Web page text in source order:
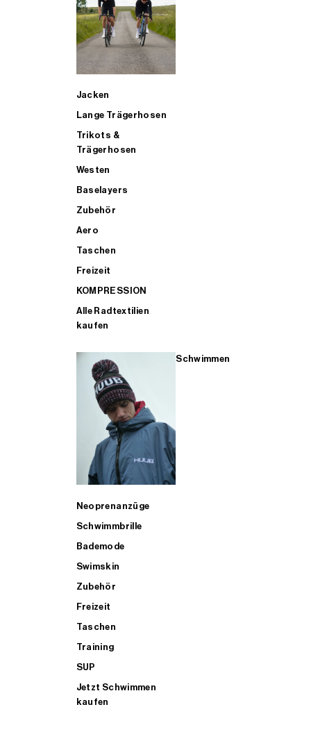
Jacken
Lange Trägerhosen
Trikots &
Trägerhosen
Westen
Baselayers
Zubehör
Aero
Taschen
Freizeit
KOMPRESSION
Alle Radtextilien
kaufen
Schwimmen
Neoprenanzüge
Schwimmbrille
Bademode
Swimskin
Zubehör
Freizeit
Taschen
Training
SUP
Jetzt Schwimmen
kaufen
ALLE TRIATHLONARTIKEL FÜR MÄNNER KAUFEN